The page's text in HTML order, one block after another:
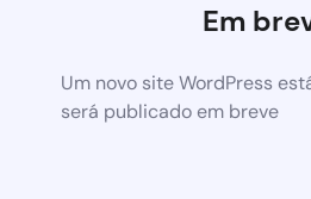
Em
Um novo site WordPress
será publicado em breve